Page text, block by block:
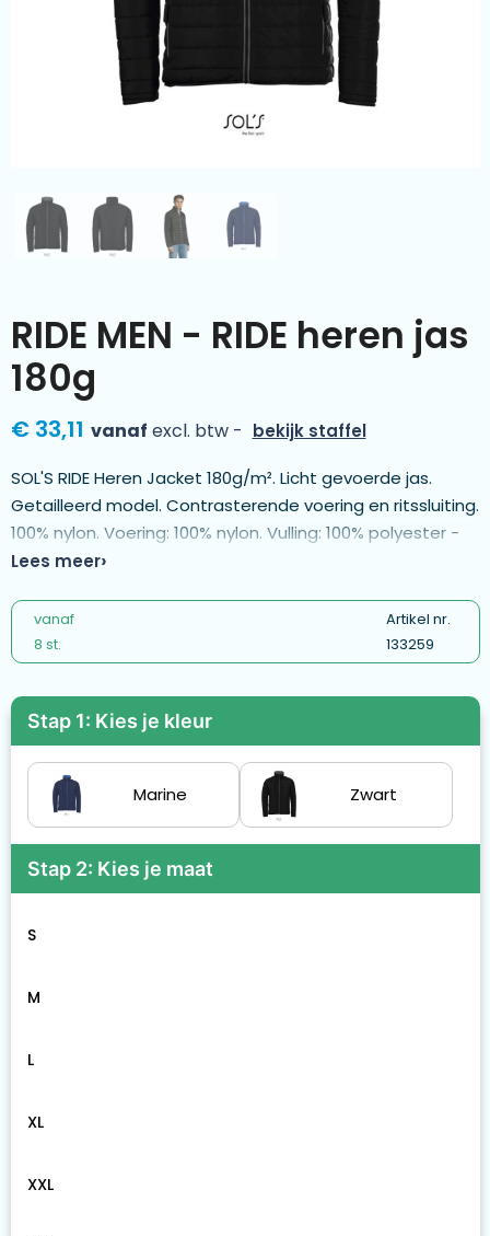
Kleding & textiel
Duurzamere geschenken
Meer categorieën
Sinterklaas
Wijn
RIDE MEN - RIDE heren jas
180g
€ 33,11 vanaf excl. btw - bekijk staffel
SOL'S RIDE Heren Jacket 180g/m². Licht gevoerde jas.
Getailleerd model. Contrasterende voering en ritssluiting.
100% nylon. Voering: 100% nylon. Vulling: 100% polyester -
180 g/m². 2 zakken met rits gelijk aan de voering.
Lees meer
vanaf
8 st.
Artikel nr.
133259
Stap 1: Kies je kleur
Marine Zwart
Stap 2: Kies je maat
S
M
L
XL
XXL